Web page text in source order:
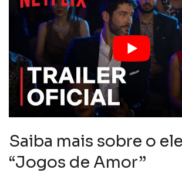
Saiba mais sobre o
“Jogos de Amor”